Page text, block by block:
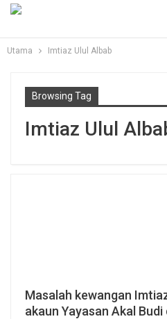
Utama Imtiaz Ulul Albab
Browsing Tag
Imtiaz Ulul
Masalah kewangan
akaun Yayasan Akal Budi